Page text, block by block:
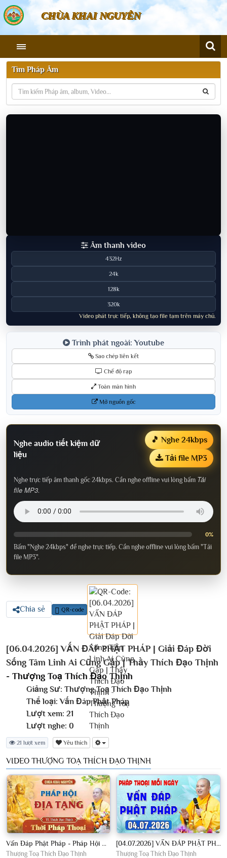
CHÙA KHAI NGUYÊN
Tìm Pháp Âm
Âm thanh video
432Hz
24k
128k
320k
Video phát trực tiếp, không tạo file tạm trên máy chủ.
Trình phát ngoài: Youtube
Sao chép liên kết
Chế độ rạp
Toàn màn hình
Mở nguồn gốc
Nghe audio tiết kiệm dữ
liệu
🎵 Nghe 24kbps
Tải file MP3
Nghe trực tiếp âm thanh gốc 24kbps. Cần nghe offline vui lòng bấm Tải
file MP3.
0%
Bấm "Nghe 24kbps" để nghe trực tiếp. Cần nghe offline vui lòng bấm "Tải
file MP3".
Chia sẻ QR-code
[06.04.2026] VẤN ĐÁP PHẬT PHÁP | Giải Đáp Đời
Sống Tâm Linh Ai Cũng Gặp | Thầy Thích Đạo Thịnh
- Thượng Toạ Thích Đạo Thịnh
Giảng Sư: Thượng Toạ Thích Đạo Thịnh
Thể loại: Vấn Đáp Phật Pháp
Lượt xem: 21
Lượt nghe: 0
21 lượt xem Yêu thích
VIDEO THƯỢNG TOẠ THÍCH ĐẠO THỊNH
Vấn Đáp Phật Pháp - Pháp Hội Địa Tạng Ngày 01/08/2026│TT. Thích Đạo Thịnh
Thượng Toạ Thích Đạo Thịnh
[04.07.2026] VẤN ĐÁP PHẬT PHÁP - Nghe Thầy giảng Pháp mỗi ngày CÔNG ĐỨC VÔ LƯỢNG│TT. Thích Đạo Thịnh
Thượng Toạ Thích Đạo Thịnh